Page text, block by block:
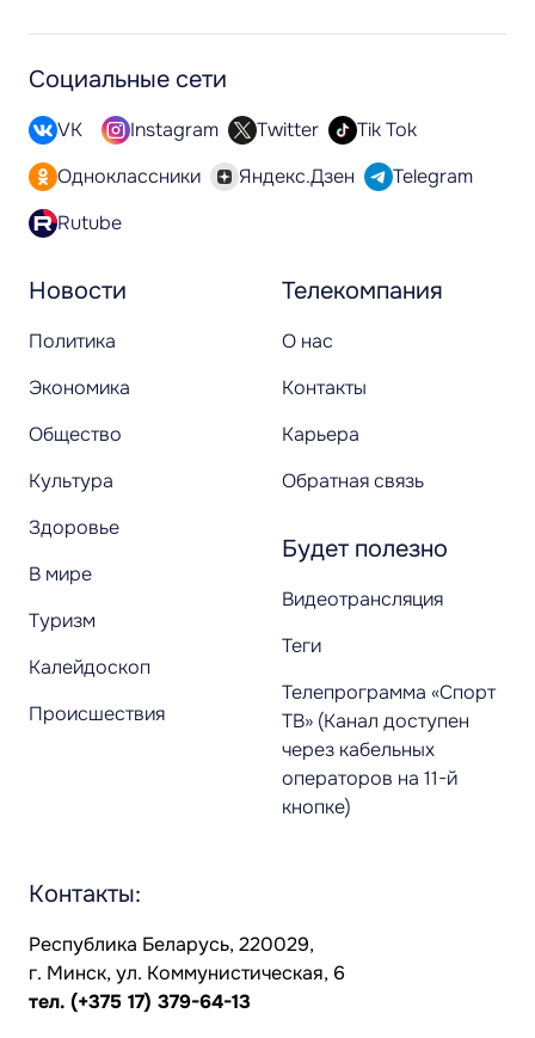
Новости
Политика
Экономика
Общество
Культура
Здоровье
В мире
Туризм
Калейдоскоп
Происшествия
Телекомпания
О нас
Контакты
Карьера
Обратная связь
Будет полезно
Видеотрансляция
Теги
Телепрограмма «Спорт
ТВ» (Канал доступен
через кабельных
операторов на 11-й
кнопке)
Социальные сети
VK Instagram Twitter
Tik Tok
Одноклассники
Яндекс.Дзен
Telegram
Rutube
Контакты:
Республика Беларусь, 220029,
г. Минск, ул. Коммунистическая, 6
тел. (+375 17) 379-64-13